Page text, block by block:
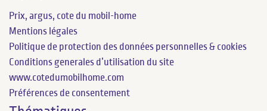
Prix, argus, cote du mobil-home
Mentions légales
Politique de protection des données personnelles & cookies
Conditions generales d’utilisation du site
www.cotedumobilhome.com
Préférences de consentement